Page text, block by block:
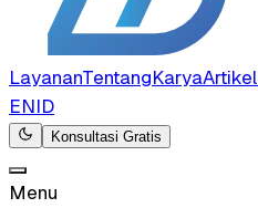
LayananTentangKaryaArtikel
ENID
Konsultasi Gratis
Menu